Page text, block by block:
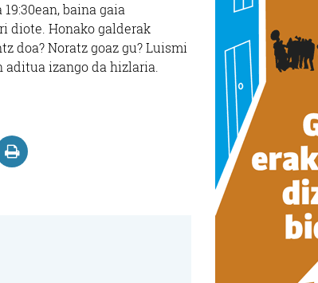
baina gaia
diote. Honako galderak
doa? Noratz goaz gu? Luismi
izango da hizlaria.